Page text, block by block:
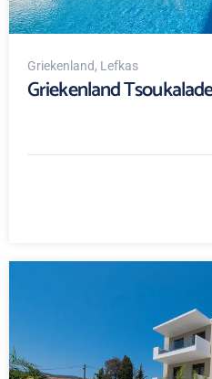
Griekenland, Lefkas
Griekenland